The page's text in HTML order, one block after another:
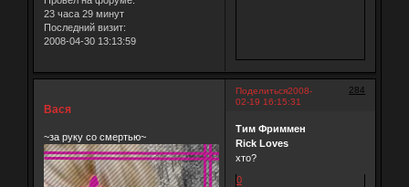
23 часа 29 минут
Последний визит:
2008-04-30 13:13:59
Поделиться 284
2008-
02-19 16:15:31
Вася
~за руку со смертью~
Тим Фриммен
Rick Loves
хто?
0